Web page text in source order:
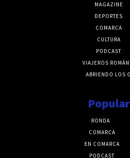
MAGAZINE
DEPORTES
COMARCA
CULTURA
PODCAST
VIAJEROS
ABRIENDO LOS
Popular
RONDA
COMARCA
EN COMARCA
PODCAST